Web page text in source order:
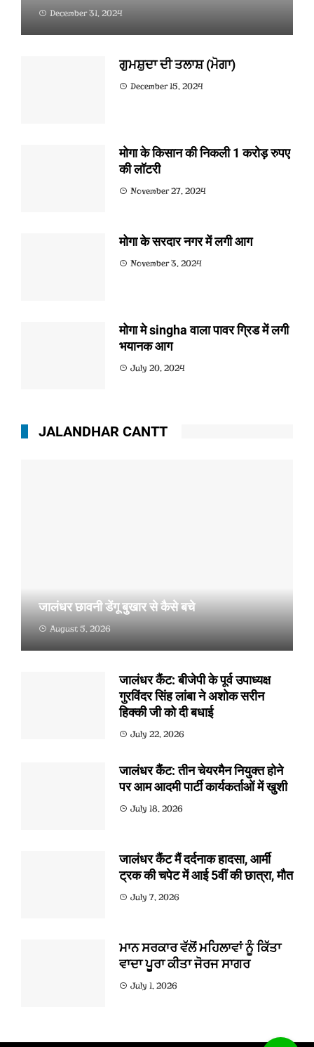
December 31, 2024
मोगा (परवीन गोयल ) :- दूसरा विशाल भगवती जागरण दिनाक 1
ਗੁਮਸ਼ੁਦਾ ਦੀ ਤਲਾਸ਼ (ਮੋਗਾ)
December 15, 2024
मोगा के किसान की निकली 1 करोड़ रुपए
की लॉटरी
November 27, 2024
मोगा के सरदार नगर में लगी आग
November 3, 2024
मोगा मे singha वाला पावर ग्रिड में लगी
भयानक आग
July 20, 2024
JALANDHAR CANTT
जालंधर छावनी डेंगू बुखार से कैसे बचे
August 5, 2026
जालंधर छावनी (राहुल अग्रवाल, संजीव गर्ग) :- जालंधर छावनी
जालंधर कैंट: बीजेपी के पूर्व उपाध्यक्ष
गुरविंदर सिंह लांबा ने अशोक सरीन
हिक्की जी को दी बधाई
July 22, 2026
जालंधर कैंट: तीन चेयरमैन नियुक्त होने
पर आम आदमी पार्टी कार्यकर्ताओं में खुशी
July 18, 2026
जालंधर कैंट मैं दर्दनाक हादसा, आर्मी
ट्रक की चपेट में आई 5वीं की छात्रा, मौत
July 7, 2026
ਮਾਨ ਸਰਕਾਰ ਵੱਲੋਂ ਮਹਿਲਾਵਾਂ ਨੂੰ ਕਿੱਤਾ
ਵਾਦਾ ਪੂਰਾ ਕੀਤਾ ਜੋਰਜ ਸਾਗਰ
July 1, 2026